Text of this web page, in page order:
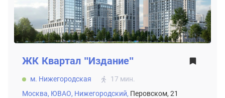
ЖК Квартал "Издание"
м. Нижегородская
17 мин.
Москва, ЮВАО, Нижегородский, Перовском, 21